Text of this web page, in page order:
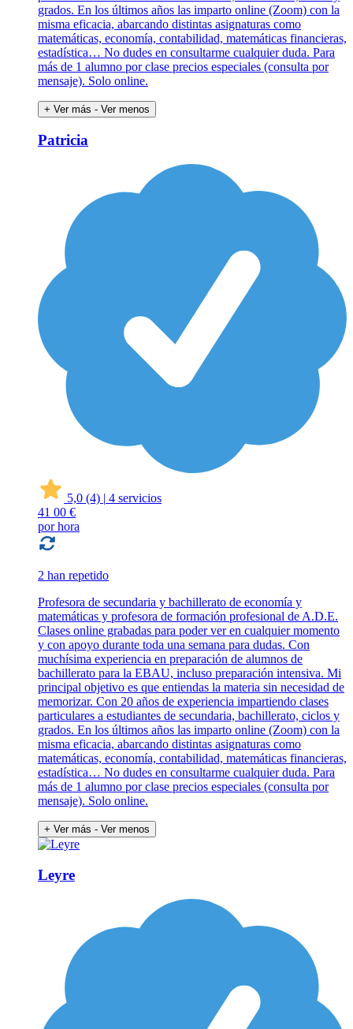
grados. En los últimos años las imparto online (Zoom) con la
misma eficacia, abarcando distintas asignaturas como
matemáticas, economía, contabilidad, matemáticas financieras,
estadística… No dudes en consultarme cualquier duda. Para
más de 1 alumno por clase precios especiales (consulta por
mensaje). Solo online.
+ Ver más - Ver menos
Patricia
5,0 (4) | 4 servicios
41 00 €
por hora
2 han repetido
Profesora de secundaria y bachillerato de economía y
matemáticas y profesora de formación profesional de A.D.E.
Clases online grabadas para poder ver en cualquier momento
y con apoyo durante toda una semana para dudas. Con
muchísima experiencia en preparación de alumnos de
bachillerato para la EBAU, incluso preparación intensiva. Mi
principal objetivo es que entiendas la materia sin necesidad de
memorizar. Con 20 años de experiencia impartiendo clases
particulares a estudiantes de secundaria, bachillerato, ciclos y
grados. En los últimos años las imparto online (Zoom) con la
misma eficacia, abarcando distintas asignaturas como
matemáticas, economía, contabilidad, matemáticas financieras,
estadística… No dudes en consultarme cualquier duda. Para
más de 1 alumno por clase precios especiales (consulta por
mensaje). Solo online.
+ Ver más - Ver menos
Leyre